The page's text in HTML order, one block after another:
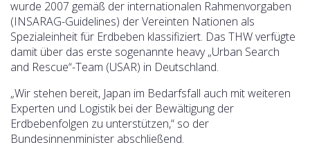
wurde 2007 gemäß der internationalen Rahmenvorgaben
(INSARAG-Guidelines) der Vereinten Nationen als
Spezialeinheit für Erdbeben klassifiziert. Das THW verfügte
damit über das erste sogenannte heavy „Urban Search
and Rescue“-Team (USAR) in Deutschland.
„Wir stehen bereit, Japan im Bedarfsfall auch mit weiteren
Experten und Logistik bei der Bewältigung der
Erdbebenfolgen zu unterstützen,“ so der
Bundesinnenminister abschließend.